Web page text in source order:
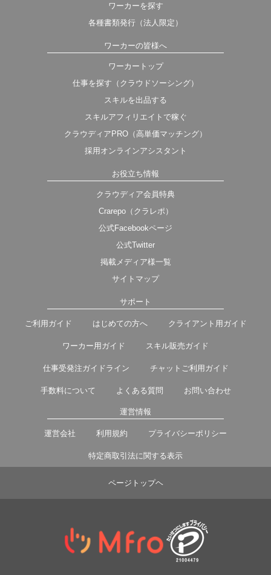
ワーカーを探す
各種書類発行（法人限定）
ワーカーの皆様へ
ワーカートップ
仕事を探す（クラウドソーシング）
スキルを出品する
スキルアフィリエイトで稼ぐ
クラウディアPRO（高単価マッチング）
採用オンラインアシスタント
お役立ち情報
クラウディア会員特典
Crarepo（クラレポ）
公式Facebookページ
公式Twitter
掲載メディア様一覧
サイトマップ
サポート
ご利用ガイド はじめての方へ クライアント用ガイド
ワーカー用ガイド スキル販売ガイド
仕事受発注ガイドライン チャットご利用ガイド
手数料について よくある質問 お問い合わせ
運営情報
運営会社 利用規約 プライバシーポリシー
特定商取引法に関する表示
ページトップヘ